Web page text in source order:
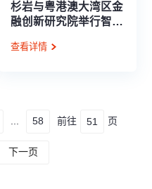
杉岩与粤港澳大湾区金
融创新研究院举行智能
式
查看详情
58 前往 页
下一页